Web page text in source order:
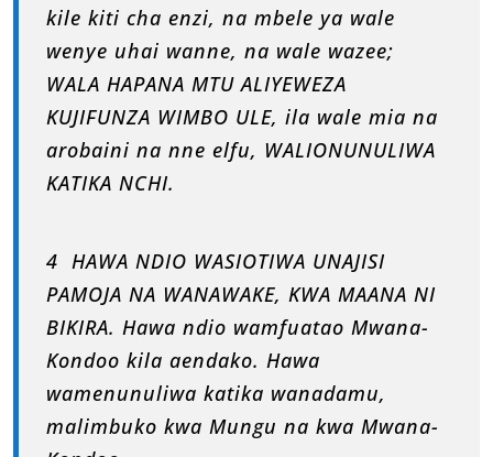
kile kiti cha enzi, na mbele ya wale
wenye uhai wanne, na wale wazee;
WALA HAPANA MTU ALIYEWEZA
KUJIFUNZA WIMBO ULE, ila wale mia na
arobaini na nne elfu, WALIONUNULIWA
KATIKA NCHI.
4 HAWA NDIO WASIOTIWA UNAJISI
PAMOJA NA WANAWAKE, KWA MAANA NI
BIKIRA. Hawa ndio wamfuatao Mwana-
Kondoo kila aendako. Hawa
wamenunuliwa katika wanadamu,
malimbuko kwa Mungu na kwa Mwana-